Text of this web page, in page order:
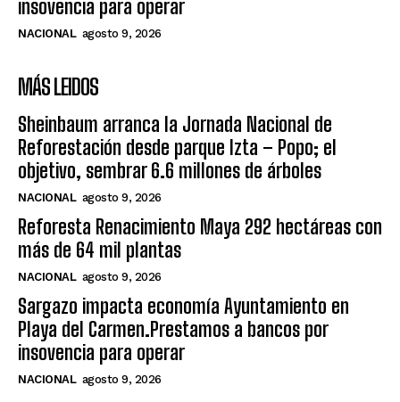
insovencia para operar
NACIONAL agosto 9, 2026
MÁS LEIDOS
Sheinbaum arranca la Jornada Nacional de
Reforestación desde parque Izta – Popo; el
objetivo, sembrar 6.6 millones de árboles
NACIONAL agosto 9, 2026
Reforesta Renacimiento Maya 292 hectáreas con
más de 64 mil plantas
NACIONAL agosto 9, 2026
Sargazo impacta economía Ayuntamiento en
Playa del Carmen.Prestamos a bancos por
insovencia para operar
NACIONAL agosto 9, 2026